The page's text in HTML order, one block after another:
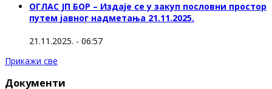
ОГЛАС ЈП БОР – Издаје се у закуп пословни простор
путем јавног надметања 21.11.2025.
21.11.2025. - 06:57
Прикажи све
Документи